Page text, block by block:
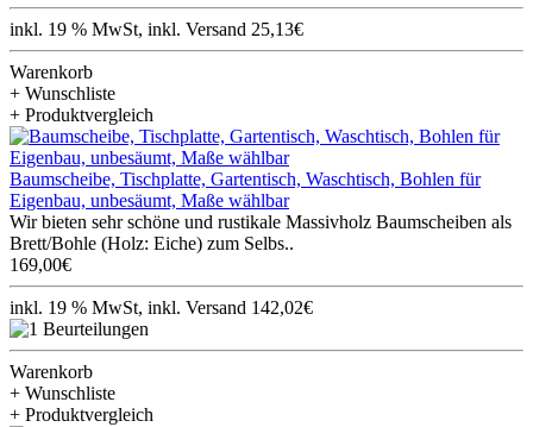
inkl. 19 % MwSt, inkl. Versand 25,13€
Warenkorb
+ Wunschliste
+ Produktvergleich
Baumscheibe, Tischplatte, Gartentisch, Waschtisch, Bohlen für
Eigenbau, unbesäumt, Maße wählbar
Wir bieten sehr schöne und rustikale Massivholz Baumscheiben als
Brett/Bohle (Holz: Eiche) zum Selbs..
169,00€
inkl. 19 % MwSt, inkl. Versand 142,02€
Warenkorb
+ Wunschliste
+ Produktvergleich